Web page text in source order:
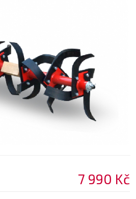
7 990 Kč